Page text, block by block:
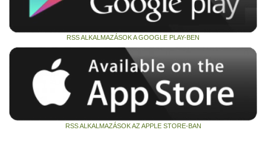
RSS ALKALMAZÁSOK A GOOGLE PLAY-BEN
RSS ALKALMAZÁSOK AZ APPLE STORE-BAN